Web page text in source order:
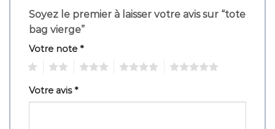
Soyez le premier à laisser votre avis sur “tote
bag vierge”
Votre note *
Votre avis*